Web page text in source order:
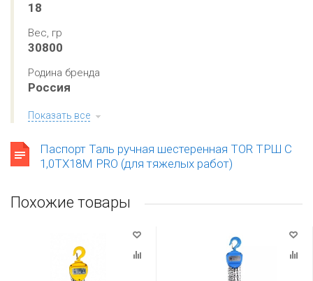
18
Вес, гр
30800
Родина бренда
Россия
Показать все
Паспорт Таль ручная шестеренная TOR ТРШ C
1,0ТХ18М PRO (для тяжелых работ)
Похожие товары